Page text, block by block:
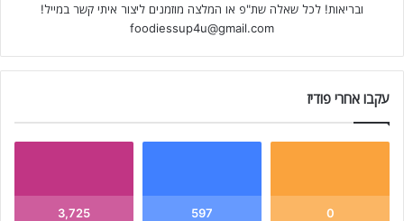
ובריאות! לכל שאלה שת"פ או המלצה מוזמנים ליצור איתי קשר במייל!
foodiessup4u@gmail.com
עקבו אחרי פודיז
0
597
3,725